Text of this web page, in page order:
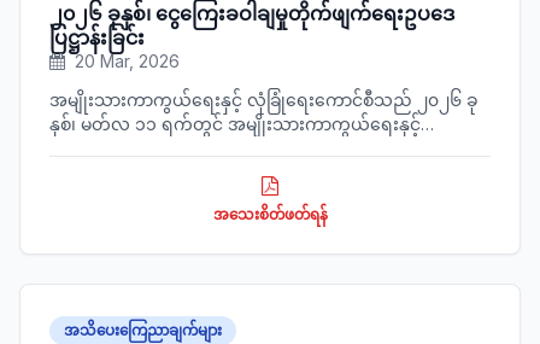
၂၀၂၆ ခုနှစ်၊ ငွေကြေးခဝါချမှုတိုက်ဖျက်ရေးဥပဒေ
ပြဋ္ဌာန်းခြင်း
20 Mar, 2026
အမျိုးသားကာကွယ်ရေးနှင့် လုံခြုံရေးကောင်စီသည် ၂၀၂၆ ခု
နှစ်၊ မတ်လ ၁၁ ရက်တွင် အမျိုးသားကာကွယ်ရေးနှင့်
ငွေကြေးခဝါချမှုတိုက်ဖျက်ရေးဥပဒေကို ပြဋ္ဌာန်းခဲ့ပြီးဖြစ်၍ အိမ်
ခြံမြေအကျိုးဆောင်များနှင့် အဖိုးတန်သတ္တု(ရွှေ)ရောင်းဝယ်
သူများ သိရှိလိုက်နာဆောင်ရွက်နိုင်ပါရန် ဖော်ပြအပ်ပါသည်။
အသေးစိတ်ဖတ်ရန်
အသိပေးကြေညာချက်များ